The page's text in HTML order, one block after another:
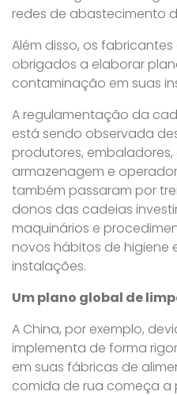
redes de abastecimento
Além disso, os
obrigados a elaborar
contaminação em suas
A regulamentação da
está sendo observada
produtores,
armazenagem e
também passaram por
donos das cadeias
maquinários e
novos hábitos de higiene
instalações.
Um plano global de
A China, por exemplo,
implementa de forma
em suas fábricas de
comida de rua começa a